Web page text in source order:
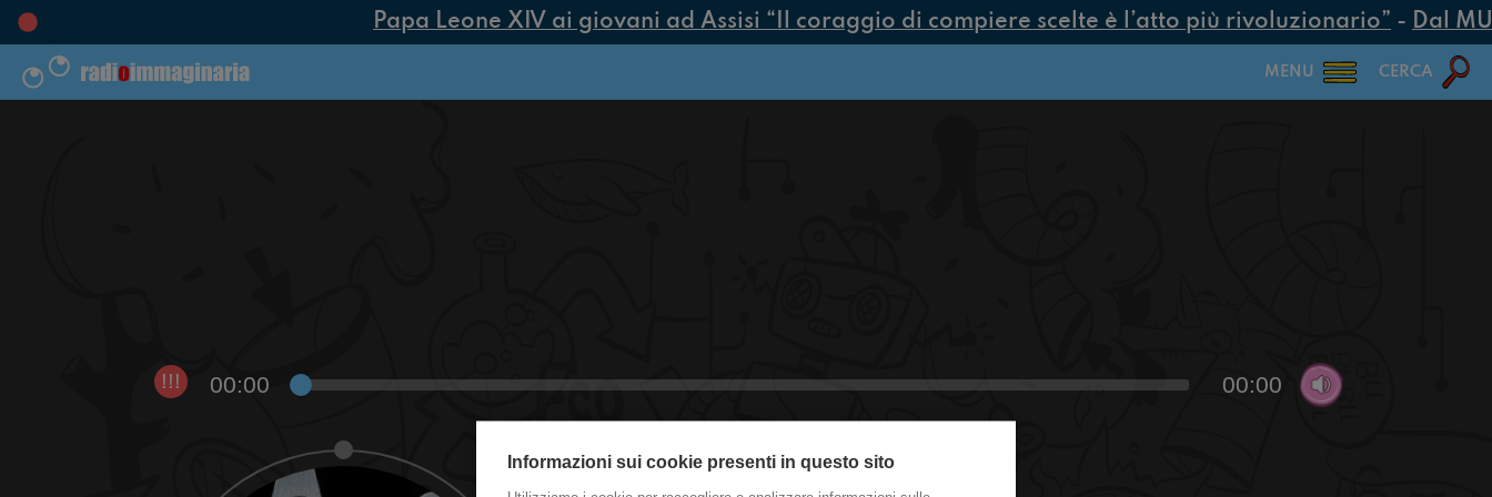
Papa Leone XIV ai giovani ad Assisi “Il coraggio di compiere scelte è l’atto più rivoluzionario”- Dal
MENU CERCA
!!! 00:00 00:00
Informazioni sui cookie presenti in questo sito